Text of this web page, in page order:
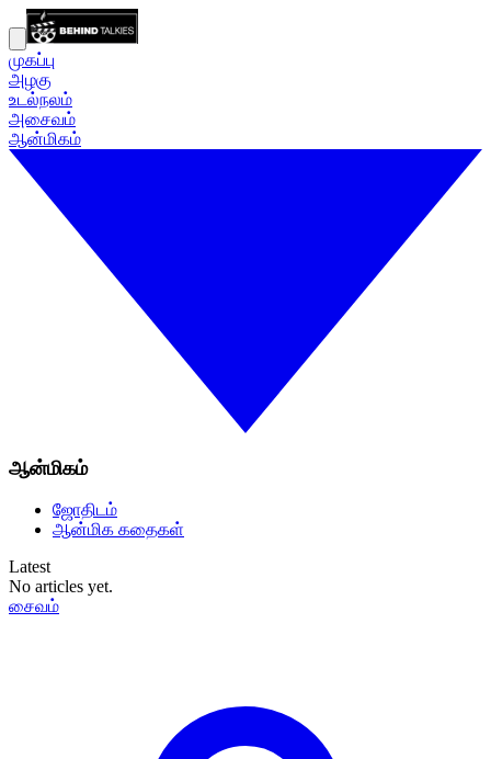
முகப்பு
அழகு
உடல்நலம்
அசைவம்
ஆன்மிகம்
ஆன்மிகம்
ஜோதிடம்
ஆன்மிக கதைகள்
Latest
No articles yet.
சைவம்